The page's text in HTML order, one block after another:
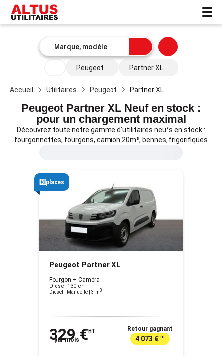
Peugeot Partner XL
Accueil Utilitaires Peugeot Partner XL
Peugeot Partner XL Neuf en stock :
pour un chargement maximal
Découvrez toute notre gamme d'utilitaires neufs en stock :
fourgonnettes, fourgons, camion 20m³, bennes, frigorifiques
3️⃣places
Peugeot Partner XL
Fourgon + Caméra
Diesel 130 ch
Diesel | Manuelle | 3 m3
329 € HT
par mois
Retour gagnant
4 073 € HT